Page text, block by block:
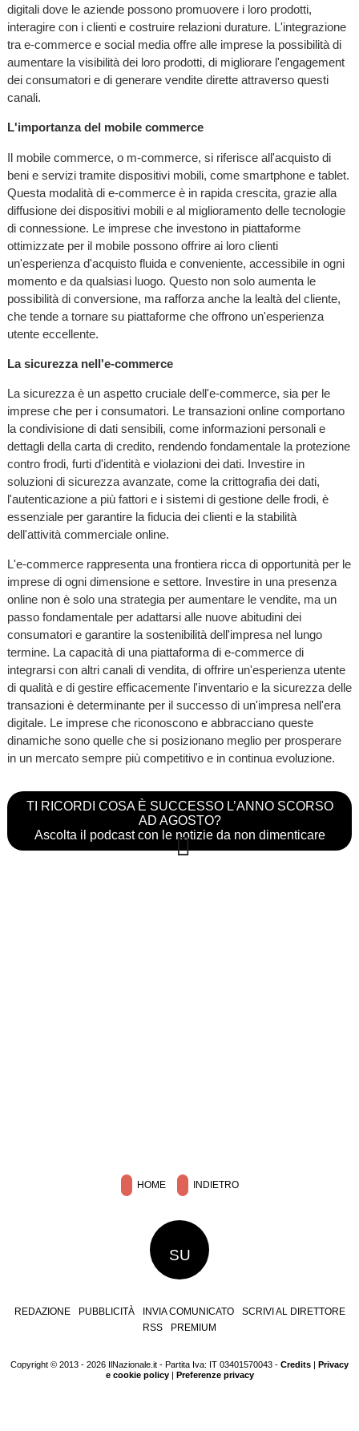
digitali dove le aziende possono promuovere i loro prodotti,
interagire con i clienti e costruire relazioni durature. L'integrazione
tra e-commerce e social media offre alle imprese la possibilità di
aumentare la visibilità dei loro prodotti, di migliorare l'engagement
dei consumatori e di generare vendite dirette attraverso questi
canali.
L'importanza del mobile commerce
Il mobile commerce, o m-commerce, si riferisce all'acquisto di
beni e servizi tramite dispositivi mobili, come smartphone e tablet.
Questa modalità di e-commerce è in rapida crescita, grazie alla
diffusione dei dispositivi mobili e al miglioramento delle tecnologie
di connessione. Le imprese che investono in piattaforme
ottimizzate per il mobile possono offrire ai loro clienti
un'esperienza d'acquisto fluida e conveniente, accessibile in ogni
momento e da qualsiasi luogo. Questo non solo aumenta le
possibilità di conversione, ma rafforza anche la lealtà del cliente,
che tende a tornare su piattaforme che offrono un'esperienza
utente eccellente.
La sicurezza nell'e-commerce
La sicurezza è un aspetto cruciale dell'e-commerce, sia per le
imprese che per i consumatori. Le transazioni online comportano
la condivisione di dati sensibili, come informazioni personali e
dettagli della carta di credito, rendendo fondamentale la protezione
contro frodi, furti d'identità e violazioni dei dati. Investire in
soluzioni di sicurezza avanzate, come la crittografia dei dati,
l'autenticazione a più fattori e i sistemi di gestione delle frodi, è
essenziale per garantire la fiducia dei clienti e la stabilità
dell'attività commerciale online.
L'e-commerce rappresenta una frontiera ricca di opportunità per le
imprese di ogni dimensione e settore. Investire in una presenza
online non è solo una strategia per aumentare le vendite, ma un
passo fondamentale per adattarsi alle nuove abitudini dei
consumatori e garantire la sostenibilità dell'impresa nel lungo
termine. La capacità di una piattaforma di e-commerce di
integrarsi con altri canali di vendita, di offrire un'esperienza utente
di qualità e di gestire efficacemente l'inventario e la sicurezza delle
transazioni è determinante per il successo di un'impresa nell'era
digitale. Le imprese che riconoscono e abbracciano queste
dinamiche sono quelle che si posizionano meglio per prosperare
in un mercato sempre più competitivo e in continua evoluzione.
TI RICORDI COSA È SUCCESSO L’ANNO SCORSO
AD AGOSTO?
Ascolta il podcast con le notizie da non dimenticare
HOME INDIETRO
SU
REDAZIONE PUBBLICITÀ INVIA COMUNICATO
SCRIVI AL DIRETTORE
RSS
PREMIUM
Copyright © 2013 - 2026 IlNazionale.it - Partita Iva: IT 03401570043 - Credits | Privacy
e cookie policy| Preferenze privacy